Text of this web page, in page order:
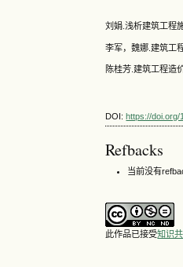
刘娟.浅析建筑工程
李军，魏娜.建筑工
陈桂芳.建筑工程造
DOI:https://doi.org/
Refbacks
当前没有
此作品已接受知识